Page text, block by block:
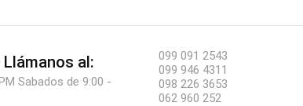
Llámanos al:
Sabados de 9:00 -
099 091 2543
099 946 4311
098 226 3653
062 960 252